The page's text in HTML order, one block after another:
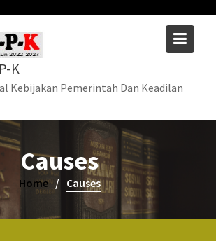
K
Kebijakan Pemerintah Dan Keadilan
Causes
Home Causes